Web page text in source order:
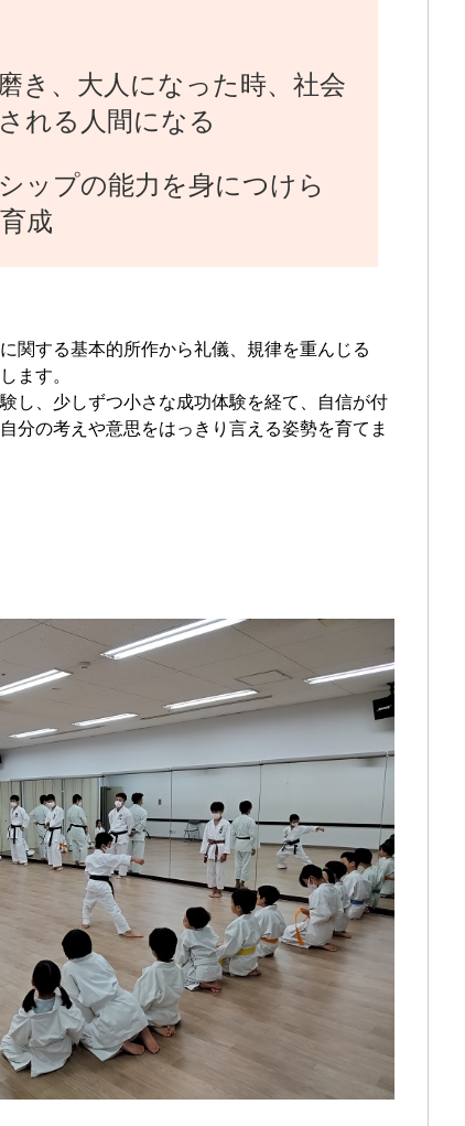
き、大人になった時、社会
れる人間になる
ップの能力を身につけら
成
関する基本的所作から礼儀、規律を重んじる
ます。
し、少しずつ小さな成功体験を経て、自信が付
分の考えや意思をはっきり言える姿勢を育てま